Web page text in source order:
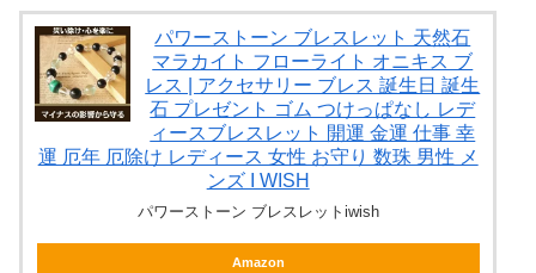
パワーストーン ブレスレット 天然石
マラカイト フローライト オニキス ブ
レス | アクセサリー ブレス 誕生日 誕生
石 プレゼント ゴム つけっぱなし レデ
ィースブレスレット 開運 金運 仕事 幸
運 厄年 厄除け レディース 女性 お守り 数珠 男性 メ
ンズ I WISH
パワーストーン ブレスレットiwish
Amazon